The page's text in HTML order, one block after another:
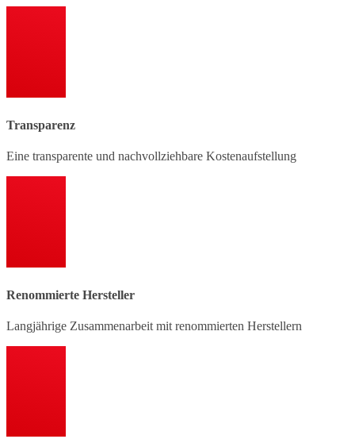
Transparenz
Eine transparente und nachvollziehbare Kostenaufstellung
Renommierte Hersteller
Langjährige Zusammenarbeit mit renommierten Herstellern